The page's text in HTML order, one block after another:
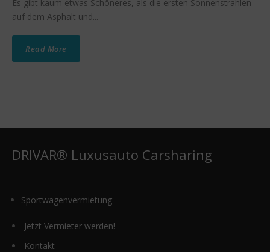
Es gibt kaum etwas Schöneres, als die ersten Sonnenstrahlen
auf dem Asphalt und...
Read More
DRIVAR® Luxusauto Carsharing
Sportwagenvermietung
Jetzt Vermieter werden!
Kontakt